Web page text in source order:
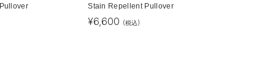
Stain Repellent Pullover
¥6,600 (税込)